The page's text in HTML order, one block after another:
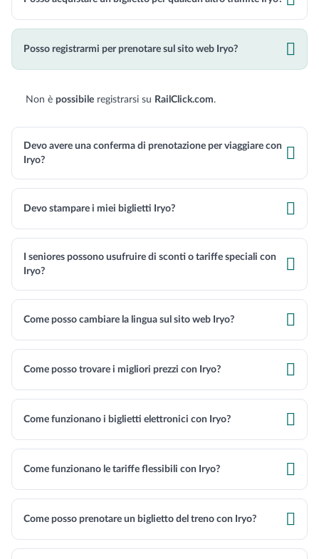
Posso registrarmi per prenotare sul sito web Iryo? 
Non è possibile registrarsi su RailClick.com.
Devo avere una conferma di prenotazione per viaggiare con
Iryo?

Devo stampare i miei biglietti Iryo? 
I seniores possono usufruire di sconti o tariffe speciali con
Iryo?

Come posso cambiare la lingua sul sito web Iryo? 
Come posso trovare i migliori prezzi con Iryo? 
Come funzionano i biglietti elettronici con Iryo? 
Come funzionano le tariffe flessibili con Iryo? 
Come posso prenotare un biglietto del treno con Iryo? 